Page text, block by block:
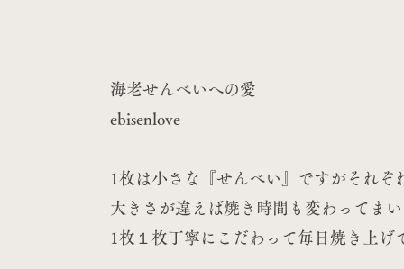
海老せんべいへの愛
ebisenlove
1枚は小さな『せんべい』ですがそれ
大きさが違えば焼き時間も変わってま
1枚１枚丁寧にこだわって毎日焼き上げ